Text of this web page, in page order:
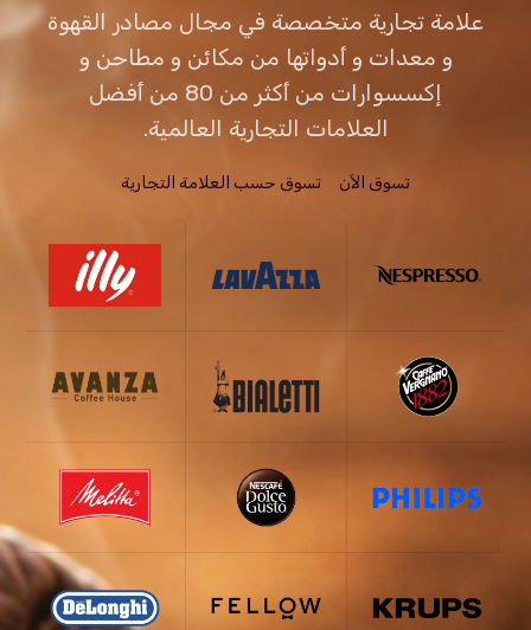
علامة تجارية متخصصة في مجال مصادر القهوة
و معدات و أدواتها من مكائن و مطاحن و
إكسسوارات من أكثر من 80 من أفضل
العلامات التجارية العالمية.
تسوق الاَن تسوق حسب العلامة التجارية